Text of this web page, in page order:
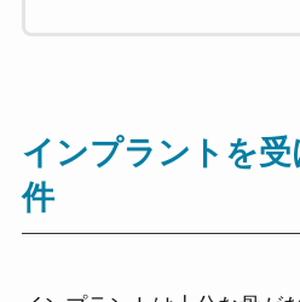
インプラントを
件